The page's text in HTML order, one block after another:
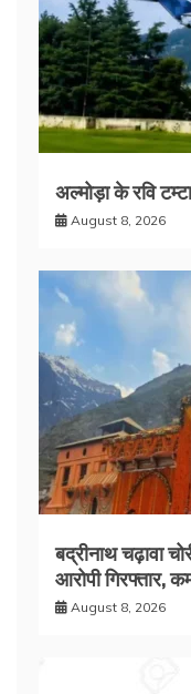
अल्मोड़ा के रवि
August 8, 2026
बद्रीनाथ चढ़ावा
आरोपी गिरफ्तार,
August 8, 2026